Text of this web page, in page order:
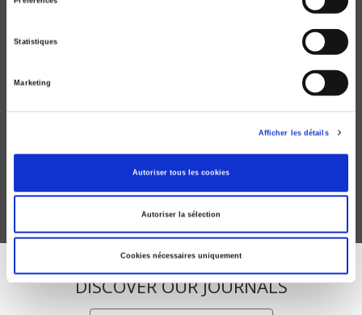
Statistiques
Marketing
Afficher les détails
Autoriser tous les cookies
Autoriser la sélection
Cookies nécessaires uniquement
DISCOVER OUR JOURNALS